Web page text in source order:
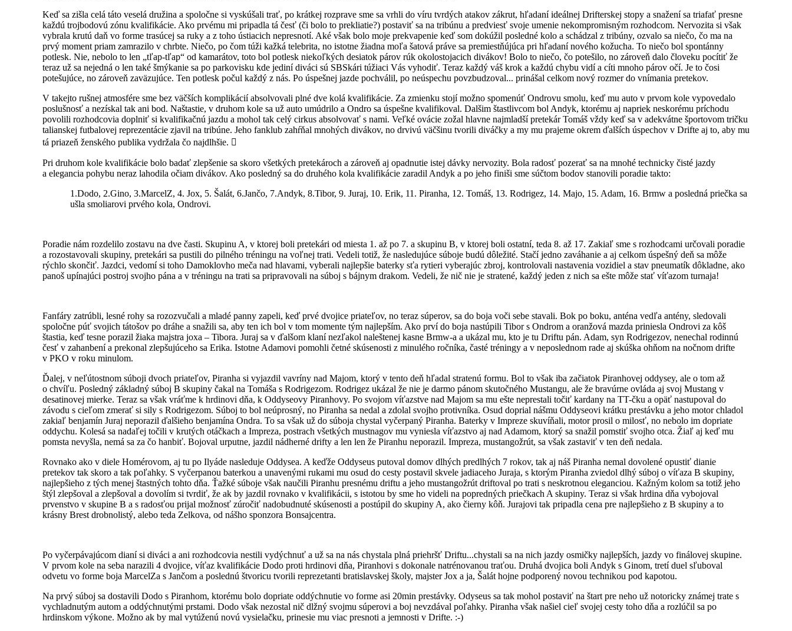
Keď sa zišla celá táto veselá družina a spoločne si vyskúšali trať, po krátkej rozprave sme sa vrhli do víru tvrdých atakov zákrut, hľadaní ideálnej Drifterskej stopy a snažení sa triafať presne
každú trojbodovú zónu kvalifikácie. Ako prvému mi pripadla tá česť (či bolo to prekliatie?) postaviť sa na tribúnu a predviesť svoje umenie nekompromisným rozhodcom. Nervozita si však
vybrala krutú daň vo forme trasúcej sa ruky a z toho ústiacich nepresnotí. Aké však bolo moje prekvapenie keď som dokúžil posledné kolo a schádzal z tribúny, ozvalo sa niečo, čo ma na
prvý moment priam zamrazilo v chrbte. Niečo, po čom túži kažká telebrita, no istotne žiadna moľa šatová práve sa premiestňújúca pri hľadaní nového kožucha. To niečo bol spontánny
potlesk. Nie, nebolo to len „tľap-tľap“ od kamarátov, toto bol potlesk niekoľkých desiatok párov rúk okolostojacich divákov! Bolo to niečo, čo potešilo, no zároveň dalo človeku pocítiť že
teraz už sa nejedná o len také šmýkanie sa po parkovisku kde jediní diváci sú SBSkári túžiaci Vás vyhodiť. Teraz každý váš krok a každú chybu vidí a cíti mnoho párov očí. Je to čosi
potešujúce, no zároveň zaväzujúce. Ten potlesk počul každý z nás. Po úspešnej jazde pochválil, po neúspechu povzbudzoval... prinášal celkom nový rozmer do vnímania pretekov.
V takejto rušnej atmosfére sme bez väčších komplikácií absolvovali plné dve kolá kvalifikácie. Za zmienku stojí možno spomenúť Ondrovu smolu, keď mu auto v prvom kole vypovedalo
poslušnosť a nezískal tak ani bod. Naštastie, v druhom kole sa už auto umúdrilo a Ondro sa úspešne kvalifikoval. Dalšim štastlivcom bol Andyk, ktorému aj napriek neskorému príchodu
povolili rozhodcovia doplniť si kvalifikačnú jazdu a mohol tak celý cirkus absolvovať s nami. Veľké ovácie zožal hlavne najmladší pretekár Tomáš vždy keď sa v adekvátne športovom tričku
talianskej futbalovej reprezentácie zjavil na tribúne. Jeho fanklub zahŕňal mnohých divákov, no drvivú väčšinu tvorili diváčky a my mu prajeme okrem ďalších úspechov v Drifte aj to, aby mu
tá priazeň ženského publika vydržala čo najdlhšie. 
Pri druhom kole kvalifikácie bolo badať zlepšenie sa skoro všetkých pretekároch a zároveň aj opadnutie istej dávky nervozity. Bola radosť pozerať sa na mnohé technicky čisté jazdy
a elegancia pohybu neraz lahodila očiam divákov. Ako posledný sa do druhého kola kvalifikácie zaradil Andyk a po jeho finiši sme súčtom bodov stanovili poradie takto:
1.Dodo, 2.Gino, 3.MarcelZ, 4. Jox, 5. Šalát, 6.Jančo, 7.Andyk, 8.Tibor, 9. Juraj, 10. Erik, 11. Piranha, 12. Tomáš, 13. Rodrigez, 14. Majo, 15. Adam, 16. Brmw a posledná priečka sa
ušla smoliarovi prvého kola, Ondrovi.
Poradie nám rozdelilo zostavu na dve časti. Skupinu A, v ktorej boli pretekári od miesta 1. až po 7. a skupinu B, v ktorej boli ostatní, teda 8. až 17. Zakiaľ sme s rozhodcami určovali poradie
a rozostavovali skupiny, pretekári sa pustili do pilného tréningu na voľnej trati. Vedeli totiž, že nasledujúce súboje budú dôležité. Stačí jedno zaváhanie a aj celkom úspešný deň sa môže
rýchlo skončiť. Jazdci, vedomí si toho Damoklovho meča nad hlavami, vyberali najlepšie baterky sťa rytieri vyberajúc zbroj, kontrolovali nastavenia vozidiel a stav pneumatík dôkladne, ako
panoš upínajúci postroj svojho pána a v tréningu na trati sa pripravovali na súboj s bájnym drakom. Vedeli, že nič nie je stratené, každý jeden z nich sa ešte môže stať víťazom turnaja!
Fanfáry zatrúbli, lesné rohy sa rozozvučali a mladé panny zapeli, keď prvé dvojice priateľov, no teraz súperov, sa do boja voči sebe stavali. Bok po boku, anténa vedľa antény, sledovali
spoločne púť svojich tátošov po dráhe a snažili sa, aby ten ich bol v tom momente tým najlepším. Ako prví do boja nastúpili Tibor s Ondrom a oranžová mazda priniesla Ondrovi za kôš
štastia, keď tesne porazil žiaka majstra joxa – Tibora. Juraj sa v ďalšom klaní nezľakol naleštenej kasne Brmw-a a ukázal mu, kto je tu Driftu pán. Adam, syn Rodrigezov, nenechal rodinnú
česť v zahanbení a prekonal zlepšujúceho sa Erika. Istotne Adamovi pomohli četné skúsenosti z minulého ročníka, časté tréningy a v neposlednom rade aj skúška ohňom na nočnom drifte
v PKO v roku minulom.
Ďalej, v neľútostnom súboji dvoch priateľov, Piranha si vyjazdil vavríny nad Majom, ktorý v tento deň hľadal stratenú formu. Bol to však iba začiatok Piranhovej oddysey, ale o tom až
o chvíľu. Posledný základný súboj B skupiny čakal na Tomáša s Rodrigezom. Rodrigez ukázal že nie je darmo pánom skutočného Mustangu, ale že bravúrne ovláda aj svoj Mustang v
desatinovej mierke. Teraz sa však vráťme k hrdinovi dňa, k Oddyseovy Piranhovy. Po svojom víťazstve nad Majom sa mu ešte neprestali točiť kardany na TT-čku a opäť nastupoval do
závodu s cieľom zmerať si sily s Rodrigezom. Súboj to bol neúprosný, no Piranha sa nedal a zdolal svojho protivníka. Osud doprial nášmu Oddyseovi krátku prestávku a jeho motor chladol
zakiaľ benjamín Juraj neporazil ďalšieho benjamína Ondra. To sa však už do súboja chystal vyčerpaný Piranha. Baterky v Impreze skuvíňali, motor prosil o milosť, no nebolo im dopriate
oddychu. Kolesá sa nadaľej točili v krutých otáčkach a Impreza, postrach všetkých mustnagov mu vyniesla víťazstvo aj nad Adamom, ktorý sa snažil pomstiť svojho otca. Žiaľ aj keď mu
pomsta nevyšla, nemá sa za čo hanbiť. Bojoval urputne, jazdil nádherné drifty a len len že Piranhu neporazil. Impreza, mustangožrút, sa však zastaviť v ten deň nedala.
Rovnako ako v diele Homérovom, aj tu po Ilyáde nasleduje Oddysea. A keďže Oddyseus putoval domov dlhých predlhých 7 rokov, tak aj náš Piranha nemal dovolené opustiť dianie
pretekov tak skoro a tak poľahky. S vyčerpanou baterkou a unavenými rukami mu osud do cesty postavil skvele jadiaceho Juraja, s ktorým Piranha zviedol dlhý súboj o víťaza B skupiny,
najlepšieho z tých menej štastných tohto dňa. Ťažké súboje však naučili Piranhu presnému driftu a jeho mustangožrút driftoval po trati s neskrotnou eleganciou. Kažným kolom sa totiž jeho
štýl zlepšoval a zlepšoval a dovolím si tvrdiť, že ak by jazdil rovnako v kvalifikácii, s istotou by sme ho videli na popredných priečkach A skupiny. Teraz si však hrdina dňa vybojoval
prvenstvo v skupine B a s radosťou prijal možnosť zúročiť nadobudnuté skúsenosti a postúpil do skupiny A, ako čierny kôň. Jurajovi tak pripadla cena pre najlepšieho z B skupiny a to
krásny Brest drobnolistý, alebo teda Zelkova, od nášho sponzora Bonsajcentra.
Po vyčerpávajúcom dianí si diváci a ani rozhodcovia nestili vydýchnuť a už sa na nás chystala plná priehršť Driftu...chystali sa na nich jazdy osmičky najlepších, jazdy vo finálovej skupine.
V prvom kole na seba narazili 4 dvojice, víťaz kvalifikácie Dodo proti hrdinovi dňa, Piranhovi s dokonale natrénovanou traťou. Druhá dvojica boli Andyk s Ginom, tretí duel sľuboval
odvetu vo forme boja MarcelZa s Jančom a poslednú štvoricu tvorili reprezetanti bratislavskej školy, majster Jox a ja, Šalát hojne podporený novou technikou pod kapotou.
Na prvý súboj sa dostavili Dodo s Piranhom, ktorému bolo dopriate oddýchnutie vo forme asi 20min prestávky. Odyseus sa tak mohol postaviť na štart pre neho už notoricky známej trate s
vychladnutým autom a oddýchnutými prstami. Dodo však nezostal nič dlžný svojmu súperovi a boj nevzdával poľahky. Piranha však našiel cieľ svojej cesty toho dňa a rozlúčil sa po
hrdinskom výkone. Možno ak by mal vytúženú novú vysielačku, prinesie mu viac presnoti a jemnosti v Drifte. :-)